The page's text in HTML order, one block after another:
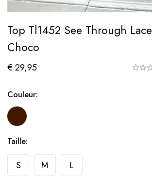
Top Tl1452 See Through Lace
Choco
€ 29,95
Couleur:
Taille:
S M L